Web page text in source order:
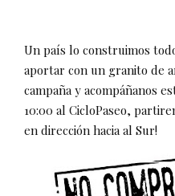
Un país lo construimos
aportar con un granito de
campaña y acompáñanos
10:00 al CicloPaseo,
en dirección hacia al Sur!